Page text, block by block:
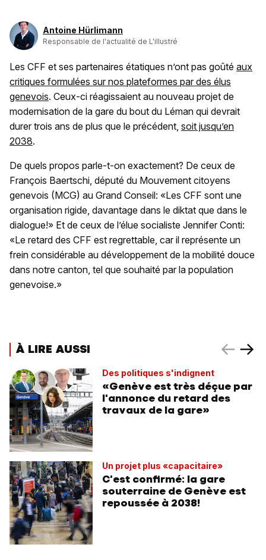
Antoine Hürlimann
Responsable de l'actualité de L'illustré
Les CFF et ses partenaires étatiques n’ont pas goûté aux
critiques formulées sur nos plateformes par des élus
genevois. Ceux-ci réagissaient au nouveau projet de
modernisation de la gare du bout du Léman qui devrait
durer trois ans de plus que le précédent, soit jusqu’en
2038.
De quels propos parle-t-on exactement? De ceux de
François Baertschi, député du Mouvement citoyens
genevois (MCG) au Grand Conseil: «Les CFF sont une
organisation rigide, davantage dans le diktat que dans le
dialogue!» Et de ceux de l’élue socialiste Jennifer Conti:
«Le retard des CFF est regrettable, car il représente un
frein considérable au développement de la mobilité douce
dans notre canton, tel que souhaité par la population
genevoise.»
À LIRE AUSSI
Des politiques s'indignent
«Genève est très déçue par
l'annonce du retard des
travaux de la gare»
Un projet plus «capacitaire»
C'est confirmé: la gare
souterraine de Genève est
repoussée à 2038!